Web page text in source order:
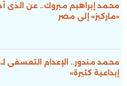
محمد إبراهيم مبروك.. عن الذى
«ماركيز» إلى مصر
محمد مندور.. الإعدام التعسفى
إبداعية كثيرة»